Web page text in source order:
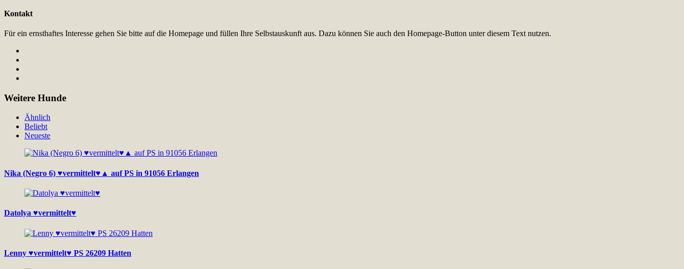
Kontakt
Für ein ernsthaftes Interesse gehen Sie bitte auf die Homepage und füllen Ihre Selbstauskunft aus. Dazu können Sie auch den Homepage-Button unter diesem Text nutzen.
Weitere Hunde
Ähnlich
Beliebt
Neueste
Nika (Negro 6) ♥vermittelt♥▲ auf PS in 91056 Erlangen
Datolya ♥vermittelt♥
Lenny ♥vermittelt♥ PS 26209 Hatten